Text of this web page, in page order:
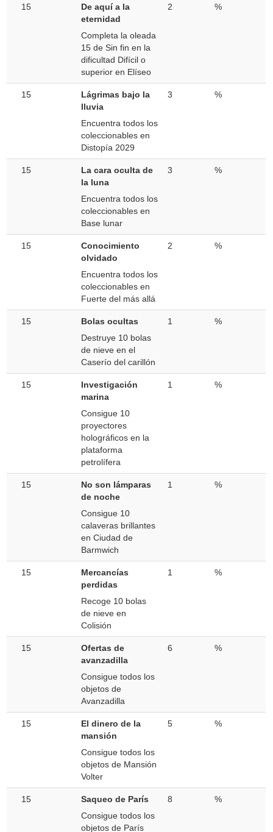
15
De aquí a la
eternidad
Completa la oleada
15 de Sin fin en la
dificultad Difícil o
superior en Elíseo
2 %
15
Lágrimas bajo la
lluvia
Encuentra todos los
coleccionables en
Distopía 2029
3 %
15
La cara oculta de
la luna
Encuentra todos los
coleccionables en
Base lunar
3 %
15
Conocimiento
olvidado
Encuentra todos los
coleccionables en
Fuerte del más allá
2 %
15
Bolas ocultas
Destruye 10 bolas
de nieve en el
Caserío del carillón
1 %
15
Investigación
marina
Consigue 10
proyectores
holográficos en la
plataforma
petrolífera
1 %
15
No son lámparas
de noche
Consigue 10
calaveras brillantes
en Ciudad de
Barmwich
1 %
15
Mercancías
perdidas
Recoge 10 bolas
de nieve en
Colisión
1 %
15
Ofertas de
avanzadilla
Consigue todos los
objetos de
Avanzadilla
6 %
15
El dinero de la
mansión
Consigue todos los
objetos de Mansión
Volter
5 %
15
Saqueo de París
Consigue todos los
objetos de París
8 %